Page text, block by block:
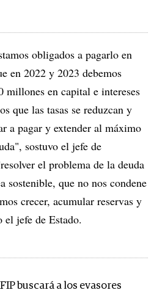
obligados a pagarlo en
en 2022 y 2023 debemos
millones en capital e intereses
que las tasas se reduzcan y
a pagar y extender al máximo
sostuvo el jefe de
el problema de la deuda
sostenible, que no nos condene
crecer, acumular reservas y
el jefe de Estado.
buscará a los evasores